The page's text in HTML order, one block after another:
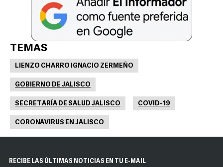
TEMAS
LIENZO CHARRO IGNACIO ZERMEÑO
GOBIERNO DE JALISCO
SECRETARÍA DE SALUD JALISCO COVID-19
CORONAVIRUS EN JALISCO
RECIBE LAS ÚLTIMAS NOTICIAS EN TU E-MAIL